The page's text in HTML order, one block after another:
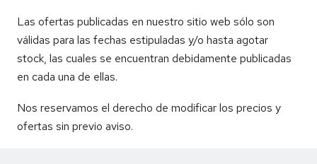
Las ofertas publicadas en nuestro sitio web sólo son
válidas para las fechas estipuladas y/o hasta agotar
stock, las cuales se encuentran debidamente publicadas
en cada una de ellas.
Nos reservamos el derecho de modificar los precios y
ofertas sin previo aviso.